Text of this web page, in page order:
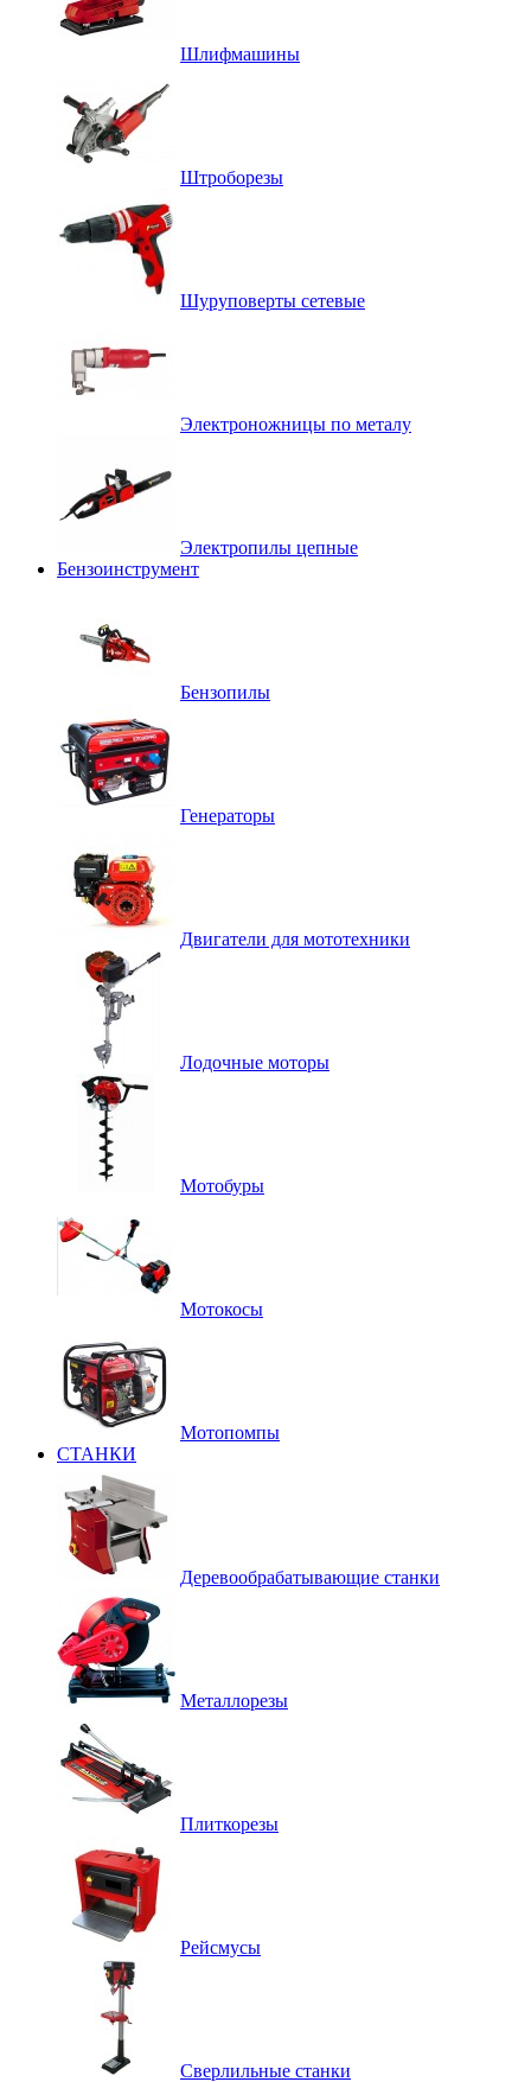
Шлифмашины
Штроборезы
Шуруповерты сетевые
Электроножницы по металу
Электропилы цепные
Бензоинструмент
Бензопилы
Генераторы
Двигатели для мототехники
Лодочные моторы
Мотобуры
Мотокосы
Мотопомпы
СТАНКИ
Деревообрабатывающие станки
Металлорезы
Плиткорезы
Рейсмусы
Сверлильные станки